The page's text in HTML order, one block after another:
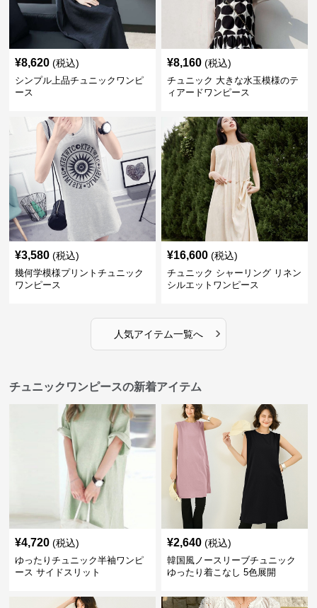
¥8,620 (税込)
シンプル上品チュニックワンピ
ース
¥8,160 (税込)
チュニック 大きな水玉模様のテ
ィアードワンピース
¥3,580 (税込)
幾何学模様プリントチュニック
ワンピース
¥16,600 (税込)
チュニック シャーリング リネン
シルエットワンピース
人気アイテム一覧へ ›
チュニックワンピースの新着アイテム
¥4,720 (税込)
ゆったりチュニック半袖ワンピ
ース サイドスリット
¥2,640 (税込)
韓国風ノースリーブチュニック
ゆったり着こなし 5色展開